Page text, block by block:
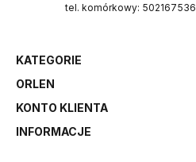
tel. komórkowy: 502167536
KATEGORIE
ORLEN
KONTO KLIENTA
INFORMACJE